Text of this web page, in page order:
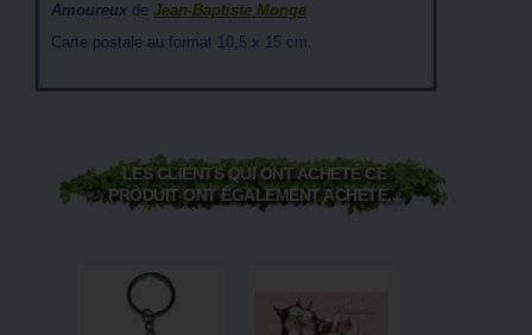
Amoureux de Jean-Baptiste Monge
Carte postale au format 10,5 x 15 cm.
LES CLIENTS QUI ONT ACHETÉ CE
PRODUIT ONT ÉGALEMENT ACHETÉ...